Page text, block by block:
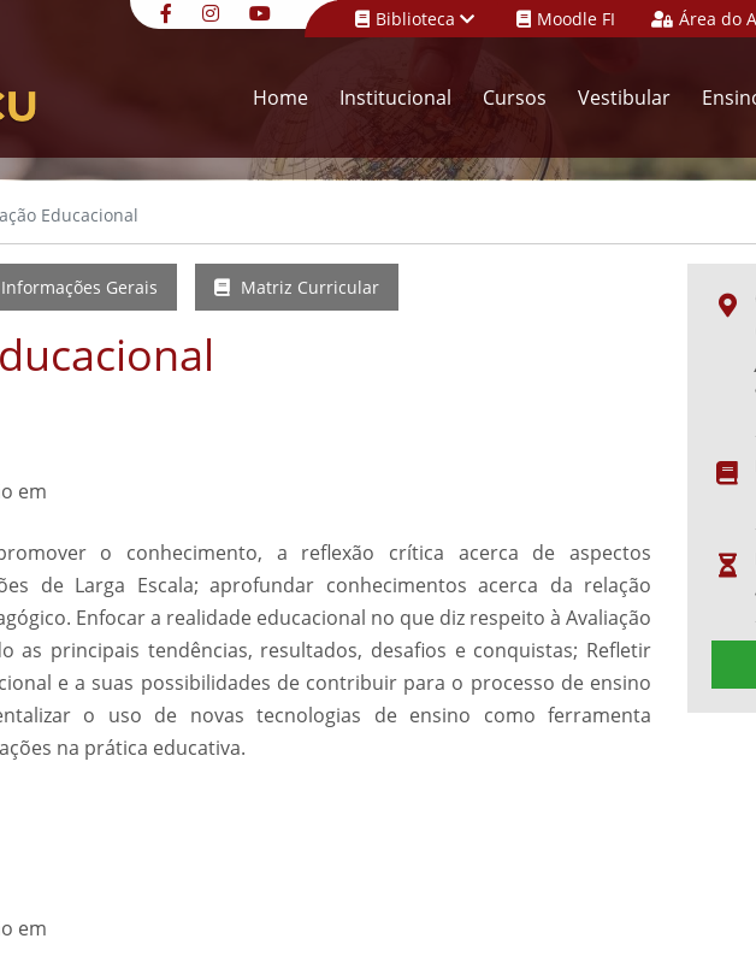
Biblioteca Moodle FI Área do
Home Institucional Cursos Vestibular
Educacional
Informações Gerais Matriz Curricular
em
o conhecimento, a reflexão crítica acerca de aspectos
de Larga Escala; aprofundar conhecimentos acerca da relação
Enfocar a realidade educacional no que diz respeito à Avaliação
as principais tendências, resultados, desafios e conquistas; Refletir
e a suas possibilidades de contribuir para o processo de ensino
o uso de novas tecnologias de ensino como ferramenta
na prática educativa.
em